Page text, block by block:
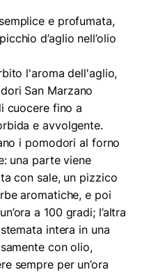
e profumata,
d’aglio nell’olio
l'aroma dell'aglio,
San Marzano
cuocere fino a
e avvolgente.
i pomodori al forno
una parte viene
con sale, un pizzico
aromatiche, e poi
a 100 gradi; l’altra
intera in una
con olio,
sempre per un’ora